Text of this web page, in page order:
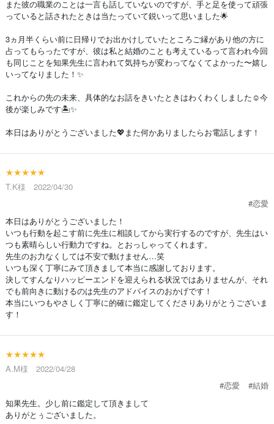
また彼の職業のことは一言も話していないのですが、手と足を使って頑張
っていると話されたときは当たっていて鋭いって思いました🌟
3ヵ月半くらい前に日帰りでお出かけしていたところご縁があり他の方に
占ってもらったですが、彼は私と結婚のことも考えているって言われ今回
も同じことを知果先生に言われて気持ちが変わってなくてよかった〜嬉し
いってなりました！✨
これからの先の未来、具体的なお話をきいたときはわくわくしました☺️今
後が楽しみです🏝✨
本日はありがとうございました💖また何かありましたらお電話します！
★★★★★
T.K様 2022/04/30
#恋愛
本日はありがとうございました！
いつも行動を起こす前に先生に相談してから実行するのですが、先生はい
つも素晴らしい行動力ですね。とおっしゃってくれます。
先生のお力なくしては不安で動けません…笑
いつも深く丁寧にみて頂きまして本当に感謝しております。
決してすんなりハッピーエンドを迎えられる状況ではありませんが、それ
でも前向きに動けるのは先生のアドバイスのおかげです！
本当にいつもやさしく丁寧に的確に鑑定してくださりありがとうございま
す！
★★★★★
A.M様 2022/04/28
#恋愛
#結婚
知果先生。少し前に鑑定して頂きまして
ありがとぅございました。